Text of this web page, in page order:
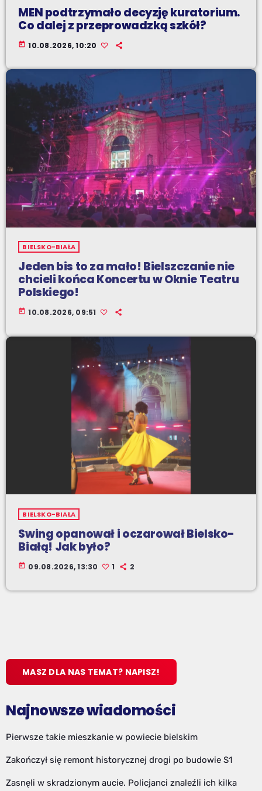
MEN podtrzymało decyzję kuratorium.
Co dalej z przeprowadzką szkół?
today 10.08.2026, 10:20
BIELSKO-BIAŁA
Jeden bis to za mało! Bielszczanie nie
chcieli końca Koncertu w Oknie Teatru
Polskiego!
today 10.08.2026, 09:51
BIELSKO-BIAŁA
Swing opanował i oczarował Bielsko-
Białą! Jak było?
today 09.08.2026, 13:30 1 2
MASZ DLA NAS TEMAT? NAPISZ!
Najnowsze wiadomości
Pierwsze takie mieszkanie w powiecie bielskim
Zakończył się remont historycznej drogi po budowie S1
Zasnęli w skradzionym aucie. Policjanci znaleźli ich kilka